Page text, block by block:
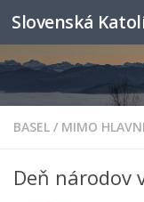
Skip to content
BASEL / MIMO
Deň národov